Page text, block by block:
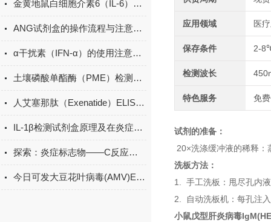
金黄地鼠白细胞介素6（IL-6）ELISA检测试剂盒说明书
ANG试剂盒的操作流程与注意事项
α干扰素（IFN-α）的使用注意事项有哪些？
土壤磷酸单酯酶（PME）检测试剂盒现货
人艾塞那肽（Exenatide）ELISA试剂盒升级
IL-1β检测试剂盒原理及在炎症研究中的应用
探索：炎症标志物——C反应蛋白的生物学功能
今日可发大豆花叶病毒(AMV)ELISA试剂盒＠科研
应用领域 医
保存条件 2-
检测波长
特色服务 免
试剂的准备：
20×洗涤缓冲液的稀释
洗板方法：
1. 手工洗板：甩尽孔内
2. 自动洗板机：每孔注
小鼠戊型肝炎病毒